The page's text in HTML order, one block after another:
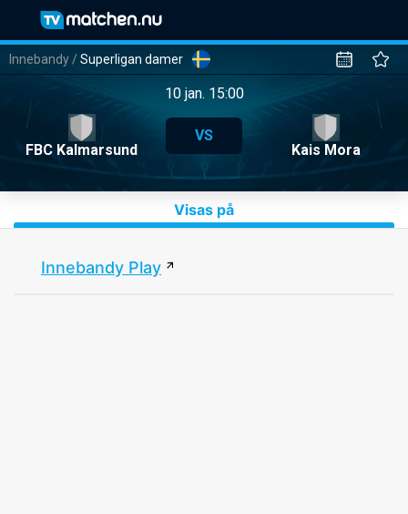
Innebandy /Superligan damer
10 jan. 15:00
FBC Kalmarsund
VS
Kais Mora
Visas på
Innebandy Play